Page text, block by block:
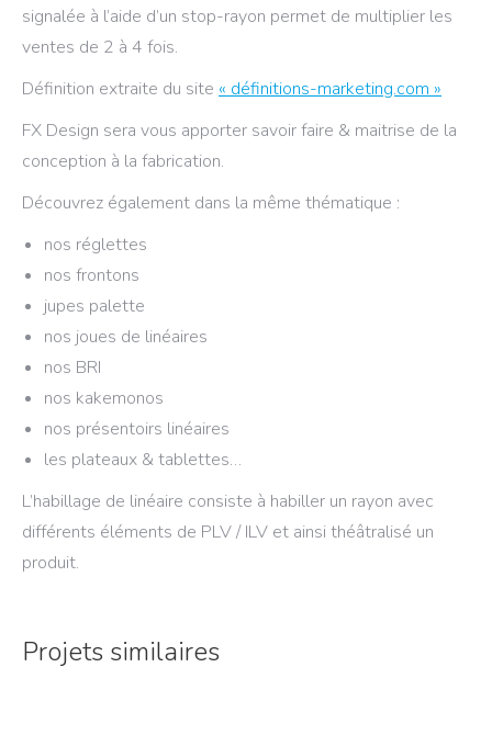
signalée à l’aide d’un stop-rayon permet de multiplier les
ventes de 2 à 4 fois.
Définition extraite du site « définitions-marketing.com »
FX Design sera vous apporter savoir faire & maitrise de la
conception à la fabrication.
Découvrez également dans la même thématique :
nos réglettes
nos frontons
jupes palette
nos joues de linéaires
nos BRI
nos kakemonos
nos présentoirs linéaires
les plateaux & tablettes…
L’habillage de linéaire consiste à habiller un rayon avec
différents éléments de PLV / ILV et ainsi théâtralisé un
produit.
Projets similaires